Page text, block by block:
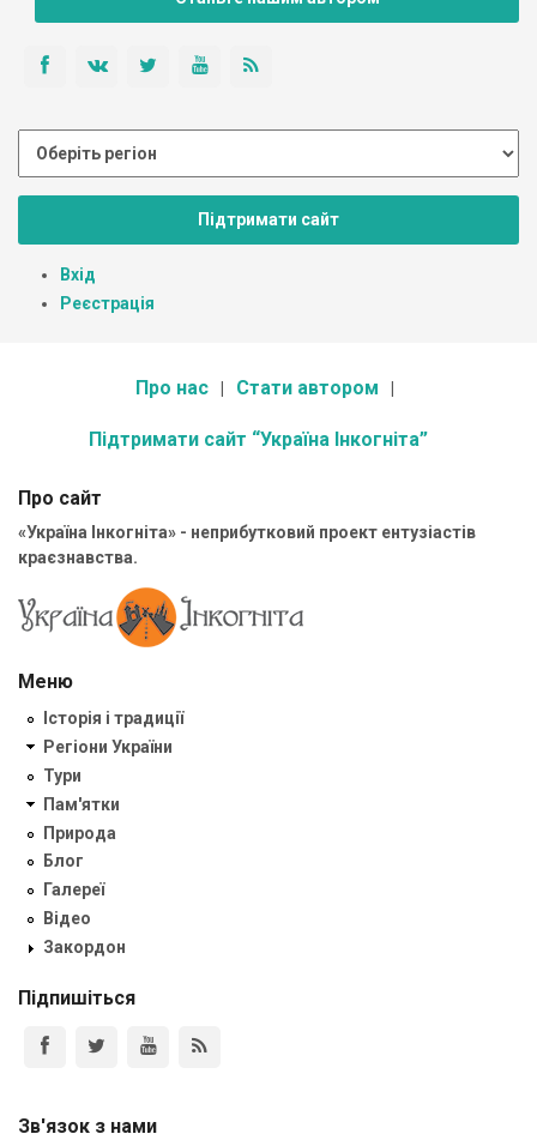
Підтримати сайт
Вхід
Реєстрація
Про нас Стати автором
Підтримати сайт “Україна Інкогніта”
Про сайт
«Україна Інкогніта» - неприбутковий проект ентузіастів
краєзнавства.
Меню
Історія і традиції
Регіони України
Тури
Пам'ятки
Природа
Блог
Галереї
Відео
Закордон
Підпишіться
Зв'язок з нами